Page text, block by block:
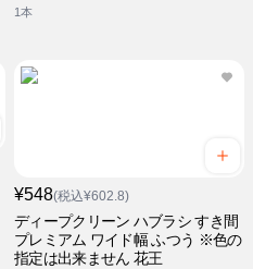
1本
¥548(税込¥602.8)
ディープクリーン ハブラシ すき間
プレミアム ワイド幅 ふつう ※色の
指定は出来ません 花王